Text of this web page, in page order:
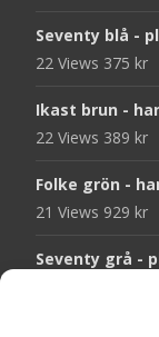
Seventy blå -
22 Views 375 kr
Ikast brun -
22 Views 389 kr
Folke grön -
21 Views 929 kr
Seventy grå -